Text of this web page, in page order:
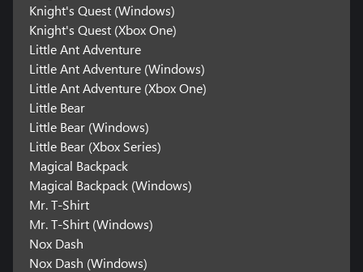
Knight's Quest (Windows)
Knight's Quest (Xbox One)
Little Ant Adventure
Little Ant Adventure (Windows)
Little Ant Adventure (Xbox One)
Little Bear
Little Bear (Windows)
Little Bear (Xbox Series)
Magical Backpack
Magical Backpack (Windows)
Mr. T-Shirt
Mr. T-Shirt (Windows)
Nox Dash
Nox Dash (Windows)